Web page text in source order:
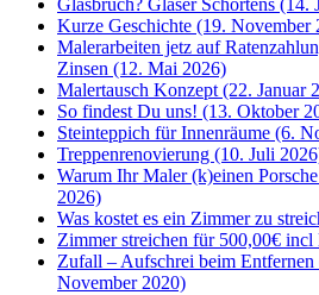
Glasbruch? Glaser Schortens (14.
Kurze Geschichte (19. November
Malerarbeiten jetz auf
Zinsen (12. Mai 2026)
Malertausch Konzept (22. Januar
So findest Du uns! (13. Oktober
Steinteppich für Innenräume (6.
Treppenrenovierung (10. Juli
Warum Ihr Maler (k)einen
2026)
Was kostet es ein Zimmer zu
Zimmer streichen für 500,00€
Zufall – Aufschrei beim Entfernen
November 2020)